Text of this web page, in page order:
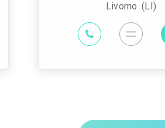
Livorno (LI)